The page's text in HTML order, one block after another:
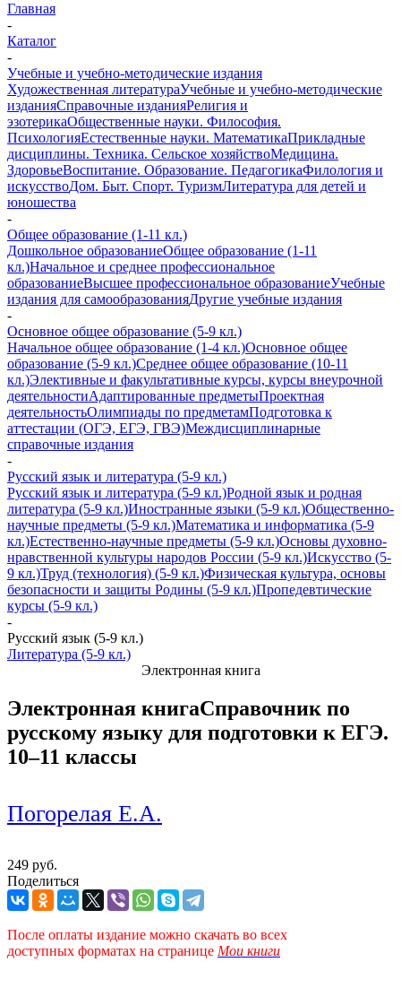
Главная
-
Каталог
-
Учебные и учебно-методические издания
Художественная литератураУчебные и учебно-методические
изданияСправочные изданияРелигия и
эзотерикаОбщественные науки. Философия.
ПсихологияЕстественные науки. МатематикаПрикладные
дисциплины. Техника. Сельское хозяйствоМедицина.
ЗдоровьеВоспитание. Образование. ПедагогикаФилология и
искусствоДом. Быт. Спорт. ТуризмЛитература для детей и
юношества
-
Общее образование (1-11 кл.)
Дошкольное образованиеОбщее образование (1-11
кл.)Начальное и среднее профессиональное
образованиеВысшее профессиональное образованиеУчебные
издания для самообразованияДругие учебные издания
-
Основное общее образование (5-9 кл.)
Начальное общее образование (1-4 кл.)Основное общее
образование (5-9 кл.)Среднее общее образование (10-11
кл.)Элективные и факультативные курсы, курсы внеурочной
деятельностиАдаптированные предметыПроектная
деятельностьОлимпиады по предметамПодготовка к
аттестации (ОГЭ, ЕГЭ, ГВЭ)Междисциплинарные
справочные издания
-
Русский язык и литература (5-9 кл.)
Русский язык и литература (5-9 кл.)Родной язык и родная
литература (5-9 кл.)Иностранные языки (5-9 кл.)Общественно-
научные предметы (5-9 кл.)Математика и информатика (5-9
кл.)Естественно-научные предметы (5-9 кл.)Основы духовно-
нравственной культуры народов России (5-9 кл.)Искусство (5-
9 кл.)Труд (технология) (5-9 кл.)Физическая культура, основы
безопасности и защиты Родины (5-9 кл.)Пропедевтические
курсы (5-9 кл.)
-
Русский язык (5-9 кл.)
Литература (5-9 кл.)
Электронная книга
Электронная книгаСправочник по
русскому языку для подготовки к ЕГЭ.
10–11 классы
Погорелая Е.А.
249 руб.
Поделиться
После оплаты издание можно скачать во всех
доступных форматах на странице Мои книги